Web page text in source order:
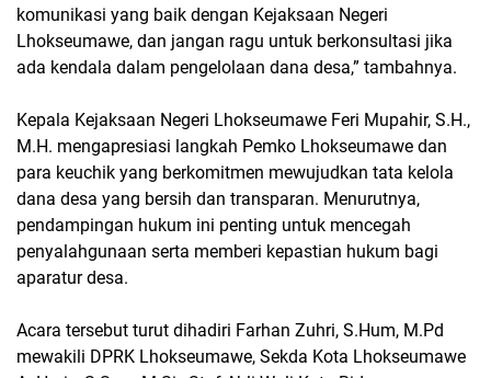
komunikasi yang baik dengan Kejaksaan Negeri
Lhokseumawe, dan jangan ragu untuk berkonsultasi jika
ada kendala dalam pengelolaan dana desa,” tambahnya.
Kepala Kejaksaan Negeri Lhokseumawe Feri Mupahir, S.H.,
M.H. mengapresiasi langkah Pemko Lhokseumawe dan
para keuchik yang berkomitmen mewujudkan tata kelola
dana desa yang bersih dan transparan. Menurutnya,
pendampingan hukum ini penting untuk mencegah
penyalahgunaan serta memberi kepastian hukum bagi
aparatur desa.
Acara tersebut turut dihadiri Farhan Zuhri, S.Hum, M.Pd
mewakili DPRK Lhokseumawe, Sekda Kota Lhokseumawe